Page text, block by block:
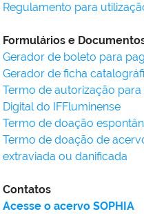
Regulamento para
Formulários e
Gerador de boleto para
Gerador de ficha
Termo de autorização
Digital do IFFluminense
Termo de doação
Termo de doação de
extraviada ou danificada
Contatos
Acesse o acervo SOPHIA